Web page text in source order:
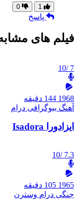
1
0
پاسخ
فیلم های
7
/10
1968 144 دقیقه
آهنگ بیوگرافی درام
ایزادورا Isadora
7.3
/10
1965 105 دقیقه
جنگی درام وسترن